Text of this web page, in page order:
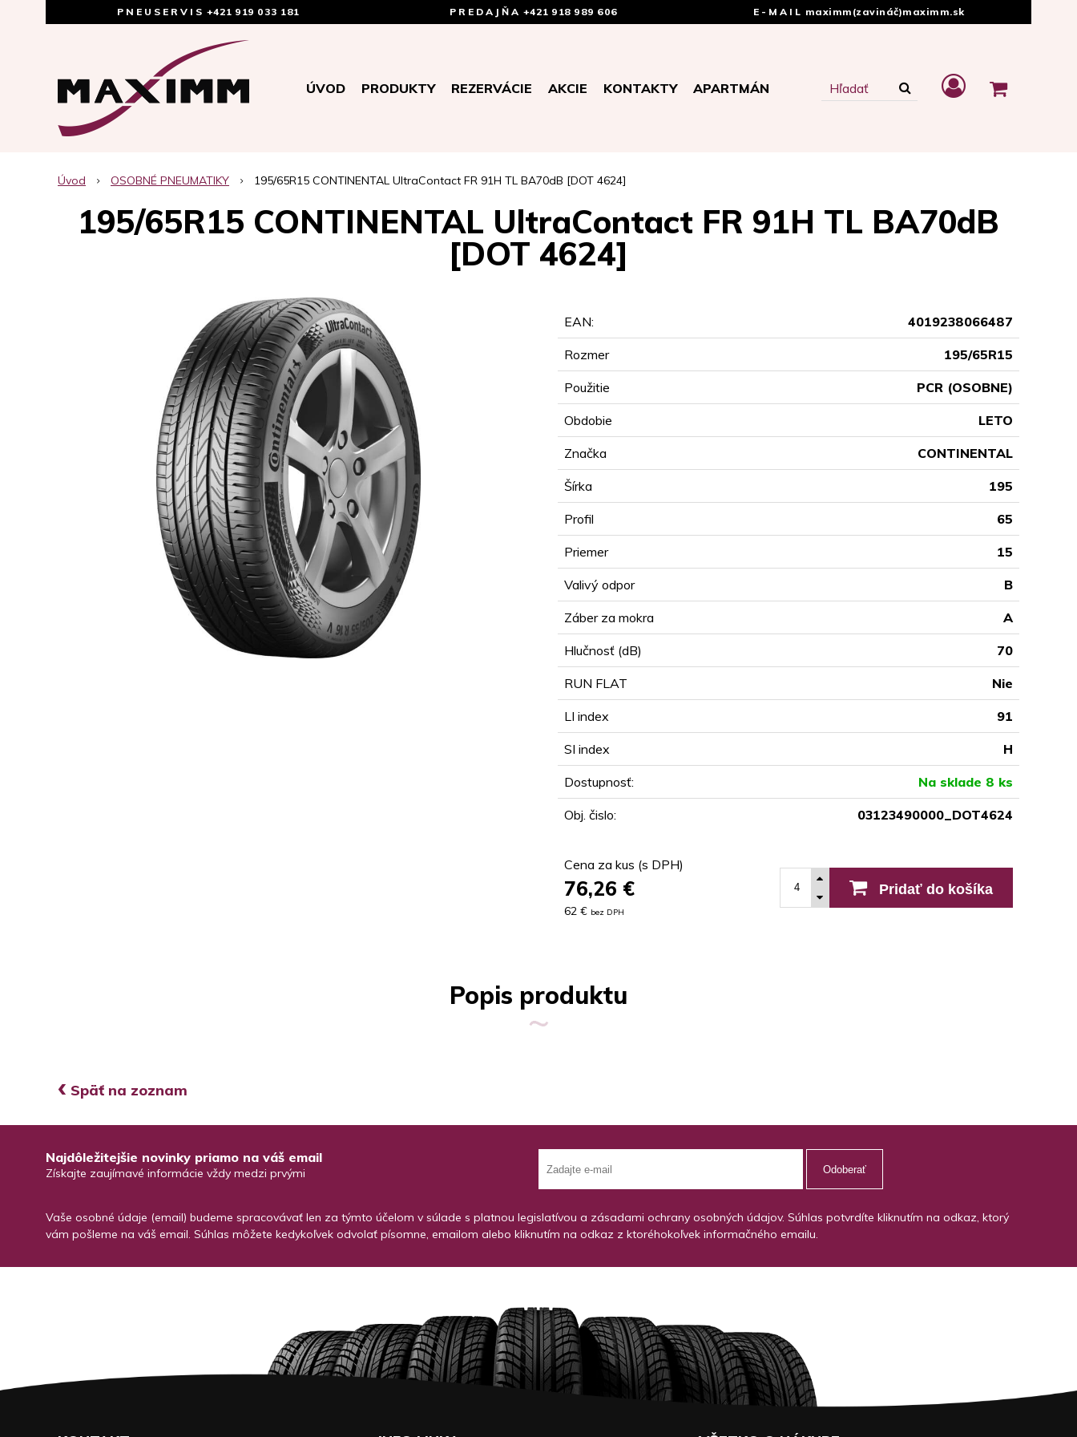
PNEUSERVIS +421 919 033 181 PREDAJŇA +421 918 989 606 E-MAIL maximm(zavináč)maximm.sk
ÚVOD PRODUKTY REZERVÁCIE AKCIE KONTAKTY APARTMÁN
Úvod OSOBNÉ PNEUMATIKY 195/65R15 CONTINENTAL UltraContact FR 91H TL BA70dB [DOT 4624]
195/65R15 CONTINENTAL UltraContact FR 91H TL BA70dB
[DOT 4624]
EAN: 4019238066487
Rozmer 195/65R15
Použitie PCR (OSOBNE)
Obdobie LETO
Značka CONTINENTAL
Šírka 195
Profil 65
Priemer 15
Valivý odpor B
Záber za mokra A
Hlučnosť (dB) 70
RUN FLAT Nie
LI index 91
SI index H
Dostupnosť: Na sklade 8 ks
Obj. čislo: 03123490000_DOT4624
Cena za kus (s DPH)
76,26 €
62 € bez DPH
Pridať do košíka
Popis produktu
‹ Späť na zoznam
Najdôležitejšie novinky priamo na váš email
Získajte zaujímavé informácie vždy medzi prvými Odoberať
Vaše osobné údaje (email) budeme spracovávať len za týmto účelom v súlade s platnou legislatívou a zásadami ochrany osobných údajov. Súhlas potvrdíte kliknutím na odkaz, ktorý
vám pošleme na váš email. Súhlas môžete kedykoľvek odvolať písomne, emailom alebo kliknutím na odkaz z ktoréhokoľvek informačného emailu.